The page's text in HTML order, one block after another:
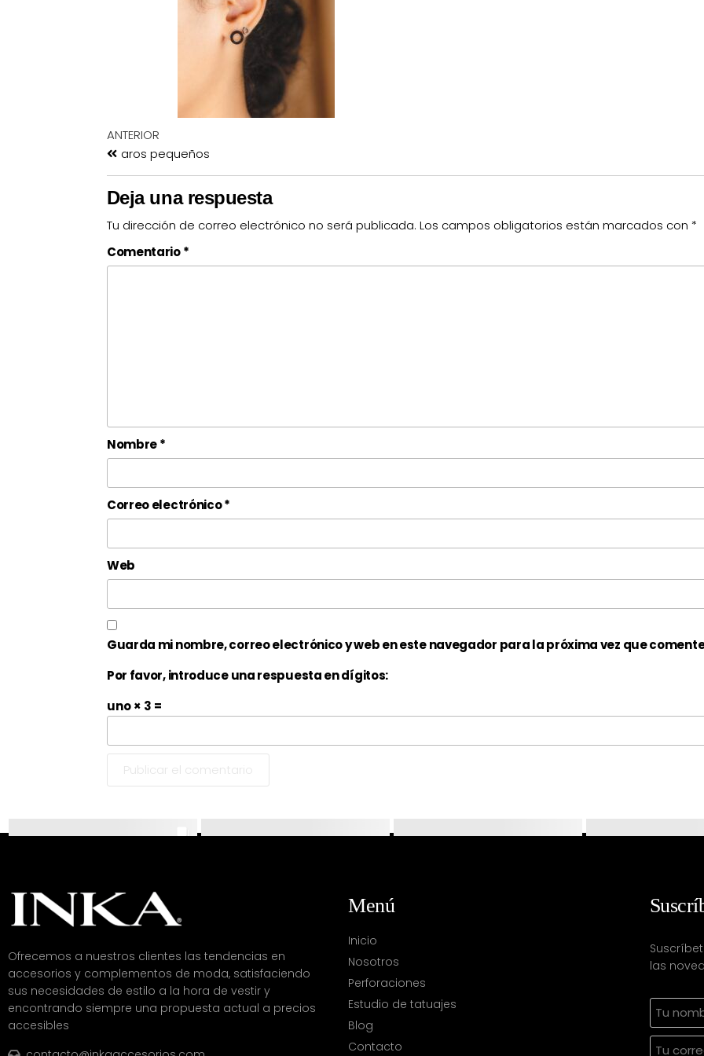
ANTERIOR
aros pequeños
Deja una respuesta
Tu dirección de correo electrónico no será publicada. Los campos obligatorios están marcados con *
Comentario*
Nombre*
Correo electrónico*
Web
Guarda mi nombre, correo electrónico y web en este navegador para la próxima vez que
Por favor, introduce una respuesta en dígitos:
uno × 3 =
Ofrecemos a nuestros clientes las tendencias en
accesorios y complementos de moda, satisfaciendo
sus necesidades de estilo a la hora de vestir y
encontrando siempre una propuesta actual a precios
accesibles
Menú
Inicio
Nosotros
Perforaciones
Estudio de tatuajes
Blog
Contacto
las